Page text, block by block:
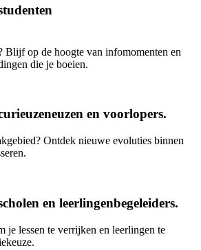
Blijf op de hoogte van infomomenten en
die je boeien.
en voorlopers.
Ontdek nieuwe evoluties binnen
en leerlingenbegeleiders.
je lessen te verrijken en leerlingen te